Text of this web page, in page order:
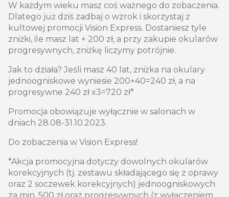
W każdym wieku masz coś ważnego do zobaczenia.
Dlatego już dziś zadbaj o wzrok i skorzystaj z
kultowej promocji Vision Express. Dostaniesz tyle
zniżki, ile masz lat + 200 zł, a przy zakupie okularów
progresywnych, zniżkę liczymy potrójnie.
Jak to działa? Jeśli masz 40 lat, zniżka na okulary
jednoogniskowe wyniesie 200+40=240 zł, a na
progresywne 240 zł x3=720 zł*
Promocja obowiązuje wyłącznie w salonach w
dniach 28.08-31.10.2023.
Do zobaczenia w Vision Express!
*Akcja promocyjna dotyczy dowolnych okularów
korekcyjnych (tj. zestawu składającego się z oprawy
oraz 2 soczewek korekcyjnych) jednoogniskowych